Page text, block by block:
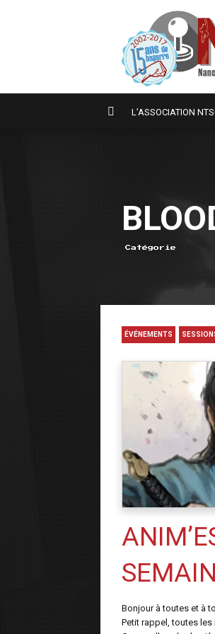
L’ASSOCIATION
Catégorie
ÉVÉNEMENTS
Bonjour à toutes et à
Petit rappel, toutes